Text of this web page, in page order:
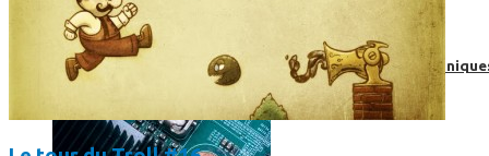
High-Tech
Les circuits imprimés, le coeur de nos appareils